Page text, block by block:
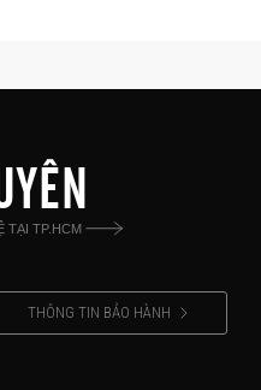
TẠI TP.HCM
THÔNG TIN BẢO HÀNH